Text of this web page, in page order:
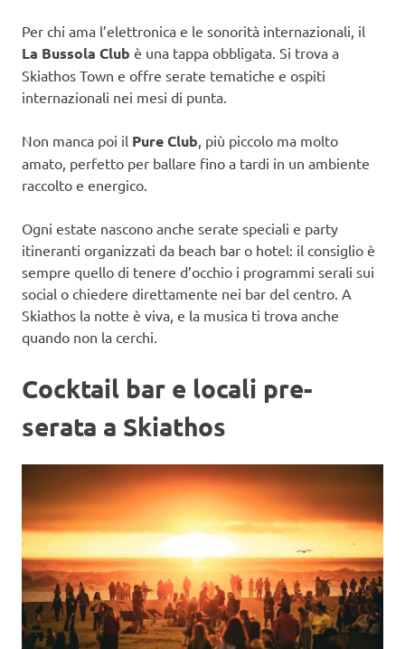
Per chi ama l’elettronica e le sonorità internazionali, il
La Bussola Club è una tappa obbligata. Si trova a
Skiathos Town e offre serate tematiche e ospiti
internazionali nei mesi di punta.
Non manca poi il Pure Club, più piccolo ma molto
amato, perfetto per ballare fino a tardi in un ambiente
raccolto e energico.
Ogni estate nascono anche serate speciali e party
itineranti organizzati da beach bar o hotel: il consiglio è
sempre quello di tenere d’occhio i programmi serali sui
social o chiedere direttamente nei bar del centro. A
Skiathos la notte è viva, e la musica ti trova anche
quando non la cerchi.
Cocktail bar e locali pre-
serata a Skiathos